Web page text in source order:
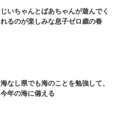
じいちゃんとばあちゃんが遊んでく
れるのが楽しみな息子ゼロ歳の春
海なし県でも海のことを勉強して、
今年の海に備える